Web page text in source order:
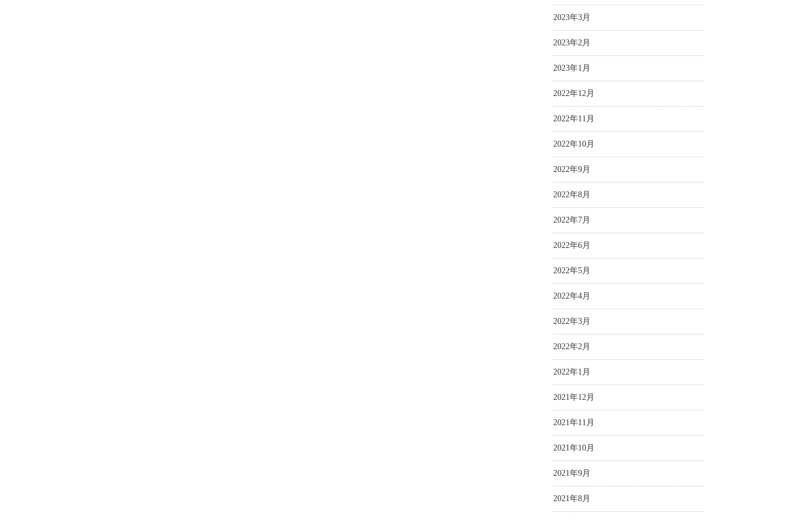
2023年3月
2023年2月
2023年1月
2022年12月
2022年11月
2022年10月
2022年9月
2022年8月
2022年7月
2022年6月
2022年5月
2022年4月
2022年3月
2022年2月
2022年1月
2021年12月
2021年11月
2021年10月
2021年9月
2021年8月